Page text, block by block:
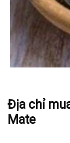
Địa chỉ
Mate